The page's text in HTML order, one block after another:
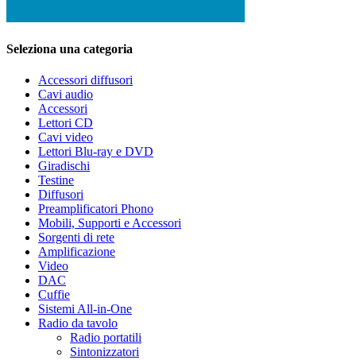
Seleziona una categoria
Accessori diffusori
Cavi audio
Accessori
Lettori CD
Cavi video
Lettori Blu-ray e DVD
Giradischi
Testine
Diffusori
Preamplificatori Phono
Mobili, Supporti e Accessori
Sorgenti di rete
Amplificazione
Video
DAC
Cuffie
Sistemi All-in-One
Radio da tavolo
Radio portatili
Sintonizzatori